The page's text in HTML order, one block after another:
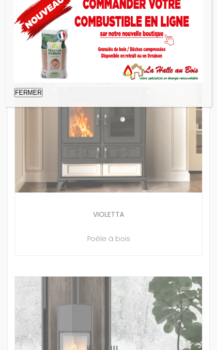
Poêle à bois
VIOLETTA
Poêle à bois
FERMER